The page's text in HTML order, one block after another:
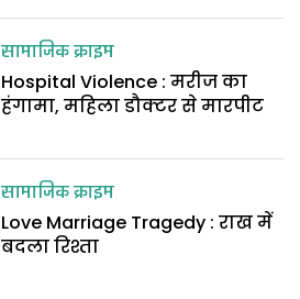
सामाजिक क्राइम
Hospital Violence : मरीज का
हंगामा, महिला डौक्टर से मारपीट
सामाजिक क्राइम
Love Marriage Tragedy : राख में
बदला रिश्ता